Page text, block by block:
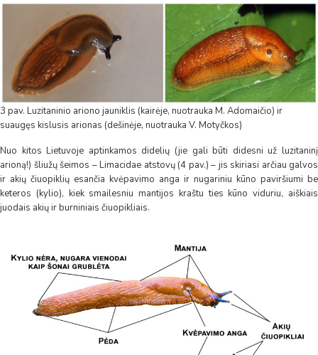
3 pav. Luzitaninio ariono jauniklis (kairėje, nuotrauka M. Adomaičio) ir
suaugęs kislusis arionas (dešinėje, nuotrauka V. Motyčkos)
Nuo kitos Lietuvoje aptinkamos didelių (jie gali būti didesni už luzitaninį
arioną!) šliužų šeimos – Limacidae atstovų (4 pav.) – jis skiriasi arčiau galvos
ir akių čiuopiklių esančia kvėpavimo anga ir nugariniu kūno paviršiumi be
keteros (kylio), kiek smailesniu mantijos kraštu ties kūno viduriu, aiškiais
juodais akių ir burniniais čiuopikliais.